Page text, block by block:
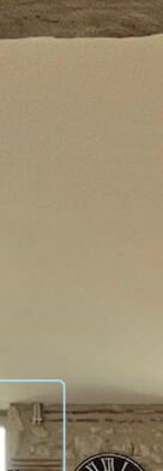
électrique
associés